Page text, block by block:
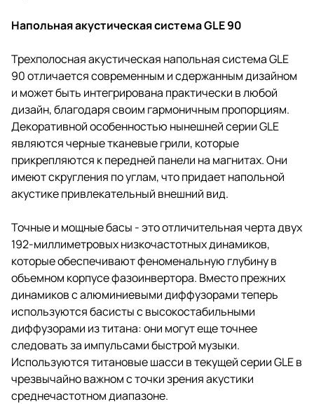
Напольная акустическая система GLE 90
Трехполосная акустическая напольная система GLE
90 отличается современным и сдержанным дизайном
и может быть интегрирована практически в любой
дизайн, благодаря своим гармоничным пропорциям.
Декоративной особенностью нынешней серии GLE
являются черные тканевые грили, которые
прикрепляются к передней панели на магнитах. Они
имеют скругления по углам, что придает напольной
акустике привлекательный внешний вид.
Точные и мощные басы - это отличительная черта двух
192-миллиметровых низкочастотных динамиков,
которые обеспечивают феноменальную глубину в
объемном корпусе фазоинвертора. Вместо прежних
динамиков с алюминиевыми диффузорами теперь
используются басисты с высокостабильными
диффузорами из титана: они могут еще точнее
следовать за импульсами быстрой музыки.
Используются титановые шасси в текущей серии GLE в
чрезвычайно важном с точки зрения акустики
среднечастотном диапазоне.